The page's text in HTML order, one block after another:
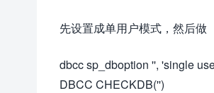
先设置成单用户模式，然后做
dbcc sp_dboption '', 'single
DBCC CHECKDB('')